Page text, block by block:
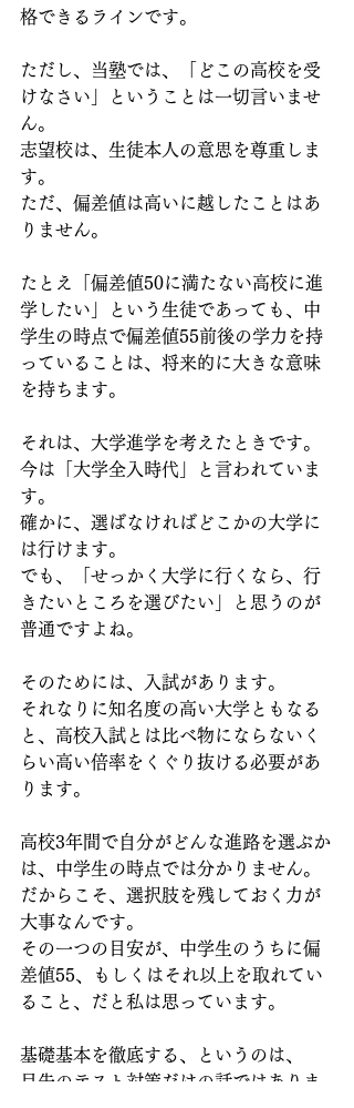
格できるラインです。
ただし、当塾では、「どこの高校を受
けなさい」ということは一切言いませ
ん。
志望校は、生徒本人の意思を尊重しま
す。
ただ、偏差値は高いに越したことはあ
りません。
たとえ「偏差値50に満たない高校に進
学したい」という生徒であっても、中
学生の時点で偏差値55前後の学力を持
っていることは、将来的に大きな意味
を持ちます。
それは、大学進学を考えたときです。
今は「大学全入時代」と言われていま
す。
確かに、選ばなければどこかの大学に
は行けます。
でも、「せっかく大学に行くなら、行
きたいところを選びたい」と思うのが
普通ですよね。
そのためには、入試があります。
それなりに知名度の高い大学ともなる
と、高校入試とは比べ物にならないく
らい高い倍率をくぐり抜ける必要があ
ります。
高校3年間で自分がどんな進路を選ぶか
は、中学生の時点では分かりません。
だからこそ、選択肢を残しておく力が
大事なんです。
その一つの目安が、中学生のうちに偏
差値55、もしくはそれ以上を取れてい
ること、だと私は思っています。
基礎基本を徹底する、というのは、
目先のテスト対策だけの話ではありま